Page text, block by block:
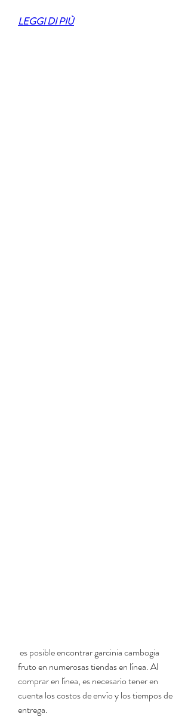
LEGGI DI PIÙ
fruto en numerosas tiendas en línea. Al
comprar en línea, es necesario tener en
cuenta los costos de envío y los tiempos de
entrega.